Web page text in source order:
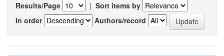
Results/Page | Sort items by
In order
Authors/record